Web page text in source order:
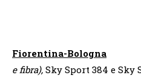
Fiorentina-Bologna
e fibra), Sky Sport 384 e Sky